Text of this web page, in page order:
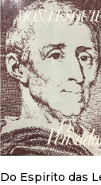
Do Espirito das